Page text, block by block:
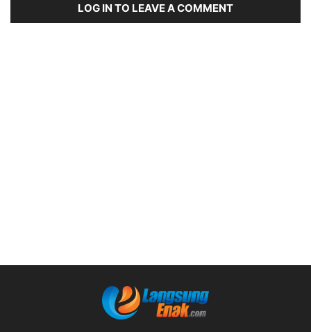
LOG IN TO LEAVE A COMMENT